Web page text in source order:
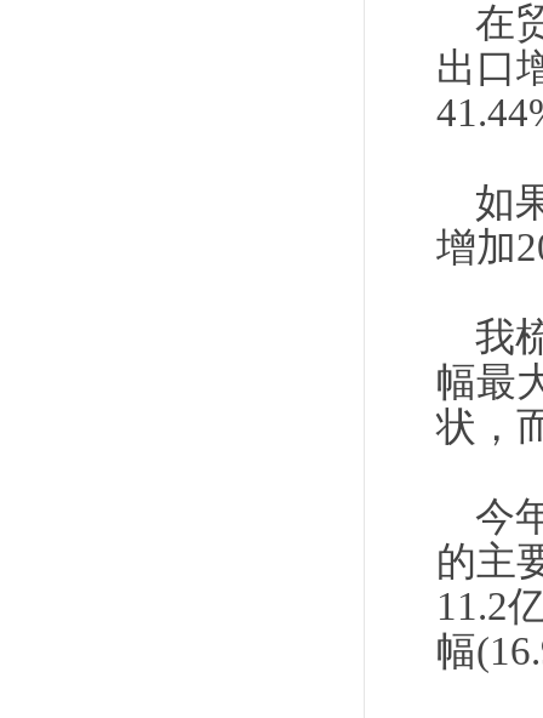
在
出口
如
增加
我
幅最
状，
今
的主
11.2
幅